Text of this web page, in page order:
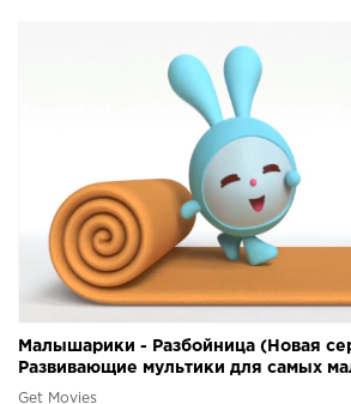
Малышарики - Разбойница (Новая
Развивающие мультики для самых
Get Movies